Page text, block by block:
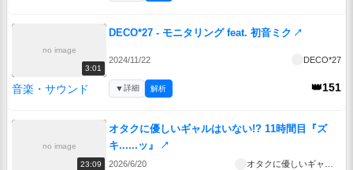
no image
3:01
DECO*27 - モニタリング feat. 初音ミク ↗
2024/11/22 DECO*27
音楽・サウンド 👑151
▼詳細 解析
no image
23:09
オタクに優しいギャルはいない!? 11時間目『ズ
キ......ッ』
↗
2026/6/20